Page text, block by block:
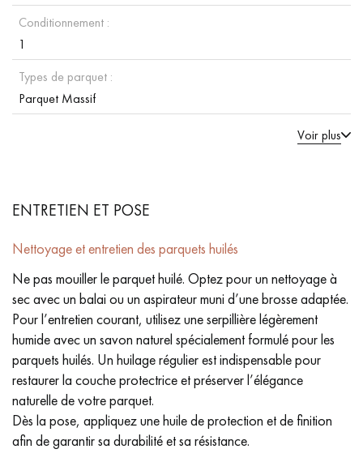
Conditionnement :
1
Types de parquet :
Parquet Massif
Voir plus
ENTRETIEN ET POSE
Nettoyage et entretien des parquets huilés
Ne pas mouiller le parquet huilé. Optez pour un nettoyage à
sec avec un balai ou un aspirateur muni d’une brosse adaptée.
Pour l’entretien courant, utilisez une serpillière légèrement
humide avec un savon naturel spécialement formulé pour les
parquets huilés. Un huilage régulier est indispensable pour
restaurer la couche protectrice et préserver l’élégance
naturelle de votre parquet.
Dès la pose, appliquez une huile de protection et de finition
afin de garantir sa durabilité et sa résistance.